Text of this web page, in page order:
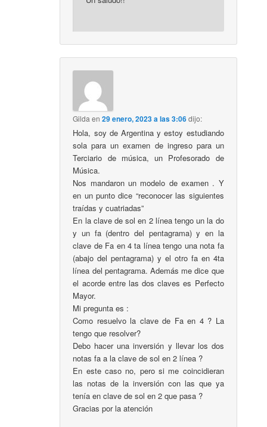
Gilda en29 enero, 2023 a las 3:06dijo:
Hola, soy de Argentina y estoy estudiando
sola para un examen de ingreso para un
Terciario de música, un Profesorado de
Música.
Nos mandaron un modelo de examen . Y
en un punto dice “reconocer las siguientes
traídas y cuatriadas”
En la clave de sol en 2 línea tengo un la do
y un fa (dentro del pentagrama) y en la
clave de Fa en 4 ta línea tengo una nota fa
(abajo del pentagrama) y el otro fa en 4ta
línea del pentagrama. Además me dice que
el acorde entre las dos claves es Perfecto
Mayor.
Mi pregunta es :
Como resuelvo la clave de Fa en 4 ? La
tengo que resolver?
Debo hacer una inversión y llevar los dos
notas fa a la clave de sol en 2 línea ?
En este caso no, pero si me coincidieran
las notas de la inversión con las que ya
tenía en clave de sol en 2 que pasa ?
Gracias por la atención